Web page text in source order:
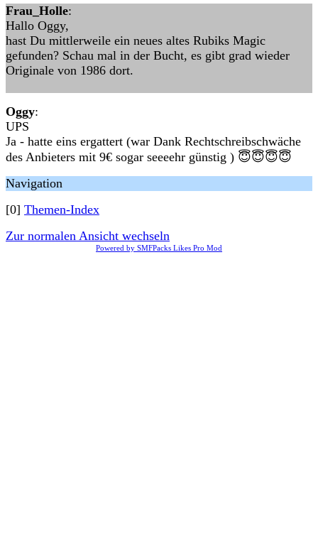
Frau_Holle:
Hallo Oggy,
hast Du mittlerweile ein neues altes Rubiks Magic
gefunden? Schau mal in der Bucht, es gibt grad wieder
Originale von 1986 dort.
Oggy:
UPS
Ja - hatte eins ergattert (war Dank Rechtschreibschwäche
des Anbieters mit 9€ sogar seeeehr günstig ) 😇😇😇😇
Navigation
[0] Themen-Index
Zur normalen Ansicht wechseln
Powered by SMFPacks Likes Pro Mod